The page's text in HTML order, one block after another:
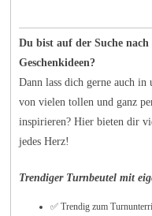
Du bist auf der Suche nach
Geschenkideen?
Dann lass dich gerne auch in
von vielen tollen und ganz
inspirieren? Hier bieten dir
jedes Herz!
Trendiger Turnbeutel mit
✅ Trendig zum